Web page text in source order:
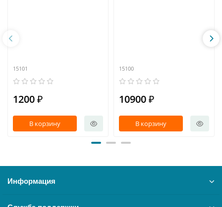
15101
1200 ₽
В корзину
15100
10900 ₽
В корзину
Информация